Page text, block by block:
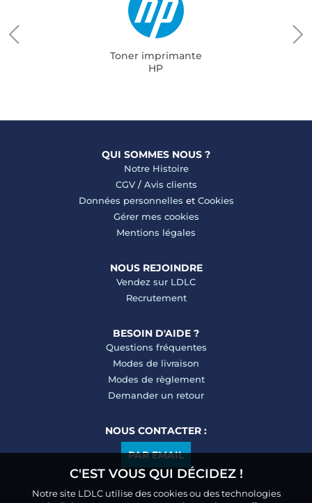
Toner imprimante
HP
QUI SOMMES NOUS ?
Notre Histoire
CGV/ Avis clients
Données personnelles et Cookies
Gérer mes cookies
Mentions légales
NOUS REJOINDRE
Vendez sur LDLC
Recrutement
BESOIN D'AIDE ?
Questions fréquentes
Modes de livraison
Modes de règlement
Demander un retour
NOUS CONTACTER :
PAR EMAIL
C'EST VOUS QUI DÉCIDEZ !
Notre site LDLC utilise des cookies ou des technologies